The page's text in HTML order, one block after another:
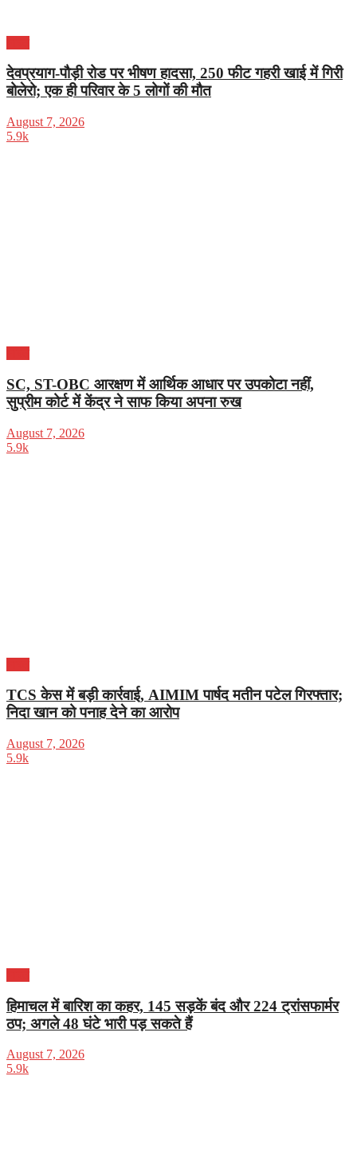
देवप्रयाग-पौड़ी रोड पर भीषण हादसा, 250 फीट गहरी खाई में गिरी
बोलेरो; एक ही परिवार के 5 लोगों की मौत
August 7, 2026
5.9k
SC, ST-OBC आरक्षण में आर्थिक आधार पर उपकोटा नहीं,
सुप्रीम कोर्ट में केंद्र ने साफ किया अपना रुख
August 7, 2026
5.9k
TCS केस में बड़ी कार्रवाई, AIMIM पार्षद मतीन पटेल गिरफ्तार;
निदा खान को पनाह देने का आरोप
August 7, 2026
5.9k
हिमाचल में बारिश का कहर, 145 सड़कें बंद और 224 ट्रांसफार्मर
ठप; अगले 48 घंटे भारी पड़ सकते हैं
August 7, 2026
5.9k